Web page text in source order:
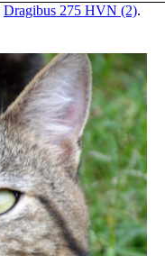
Dragibus 275 HVN (2).